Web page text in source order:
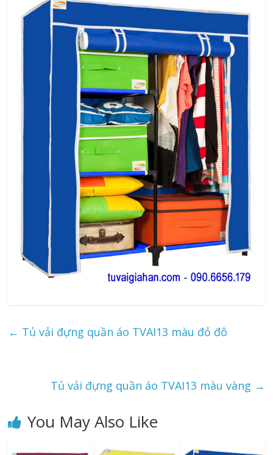
← Tủ vải đựng quần áo TVAI13 màu đỏ đô
Tủ vải đựng quần áo TVAI13 màu vàng →
You May Also Like